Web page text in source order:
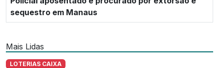
sequestro em Manaus
Mais Lidas
LOTERIAS CAIXA